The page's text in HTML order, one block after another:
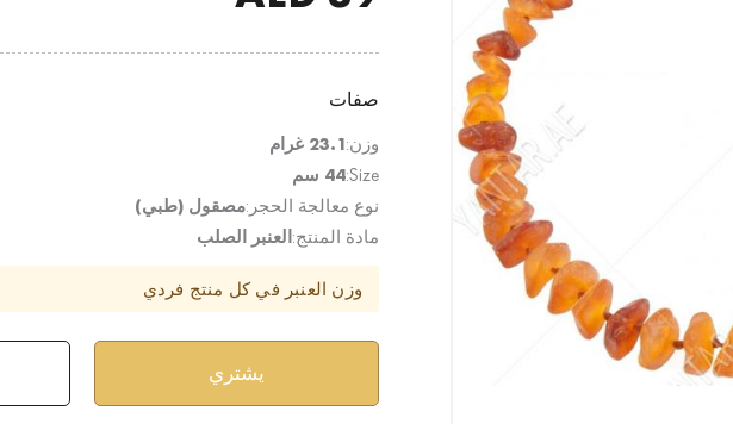
صفات
وزن:23.1 غرام
Size:44 سم
نوع معالجة الحجر:مصقول (طبي)
مادة المنتج:العنبر الصلب
وزن العنبر في كل منتج فردي